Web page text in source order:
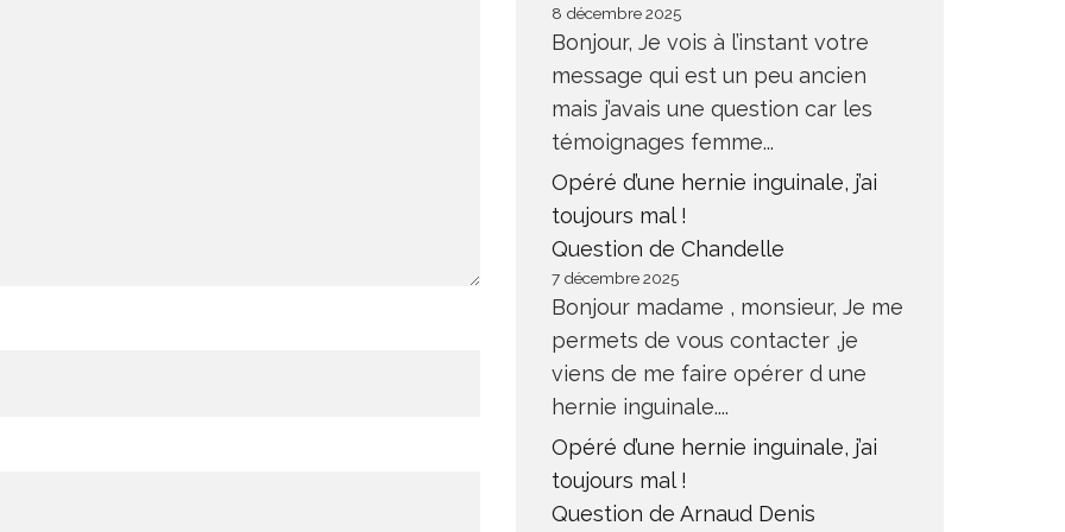
8 décembre 2025
Bonjour, Je vois à l’instant votre
message qui est un peu ancien
mais j’avais une question car les
témoignages femme...
Opéré d’une hernie inguinale, j’ai
toujours mal !
Question de Chandelle
7 décembre 2025
Bonjour madame , monsieur, Je me
permets de vous contacter ,je
viens de me faire opérer d une
hernie inguinale....
Opéré d’une hernie inguinale, j’ai
toujours mal !
Question de Arnaud Denis